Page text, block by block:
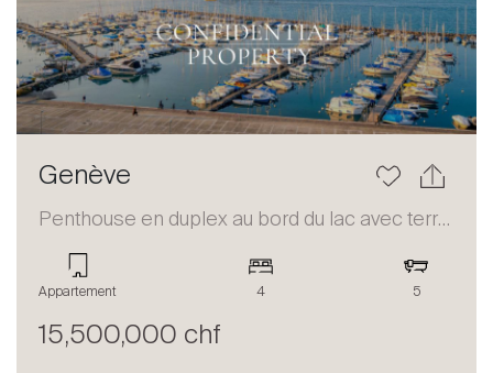
Genève
Penthouse en duplex au bord du lac avec terrasse et vue panoramique
Appartement 4 5
15,500,000 chf